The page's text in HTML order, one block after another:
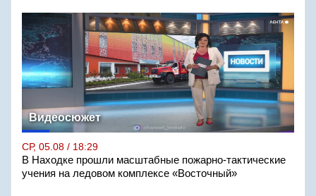
Видеосюжет
СР, 05.08 / 18:29
В Находке прошли масштабные пожарно-тактические
учения на ледовом комплексе «Восточный»